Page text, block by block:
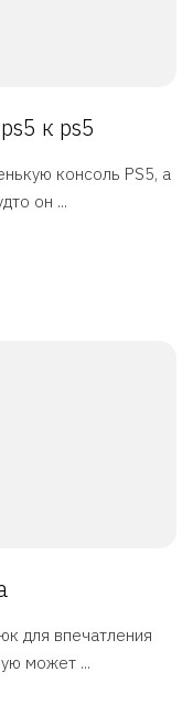
к ps5
консоль PS5, а
он ...
для впечатления
может ...